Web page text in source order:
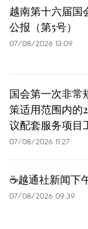
越南第十六届国
公报（第5号）
07/08/2026 13:09
国会第一次非常
策适用范围内的
议配套服务项目
07/08/2026 11:27
☕️越通社新闻下
07/08/2026 09:39